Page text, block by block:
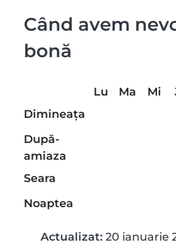
Când avem
bonă
Lu Ma Mi
Dimineaţa
După-
amiaza
Seara
Noaptea
Actualizat: 20 ianuarie